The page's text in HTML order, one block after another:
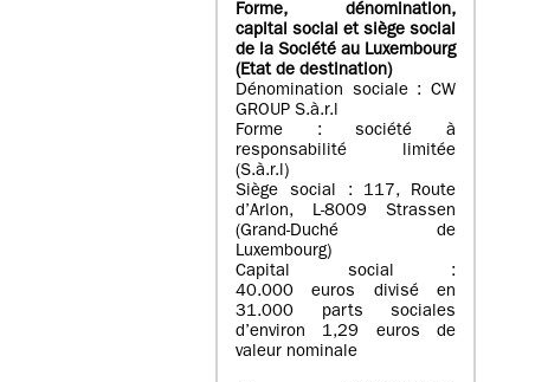
Forme, dénomination,
capital social et siège social
de la Société au Luxembourg
(Etat de destination)
Dénomination sociale : CW
GROUP S.à.r.l
Forme : société à
responsabilité limitée
(S.à.r.l)
Siège social : 117, Route
d’Arlon, L-8009 Strassen
(Grand-Duché de
Luxembourg)
Capital social :
40.000 euros divisé en
31.000 parts sociales
d’environ 1,29 euros de
valeur nominale